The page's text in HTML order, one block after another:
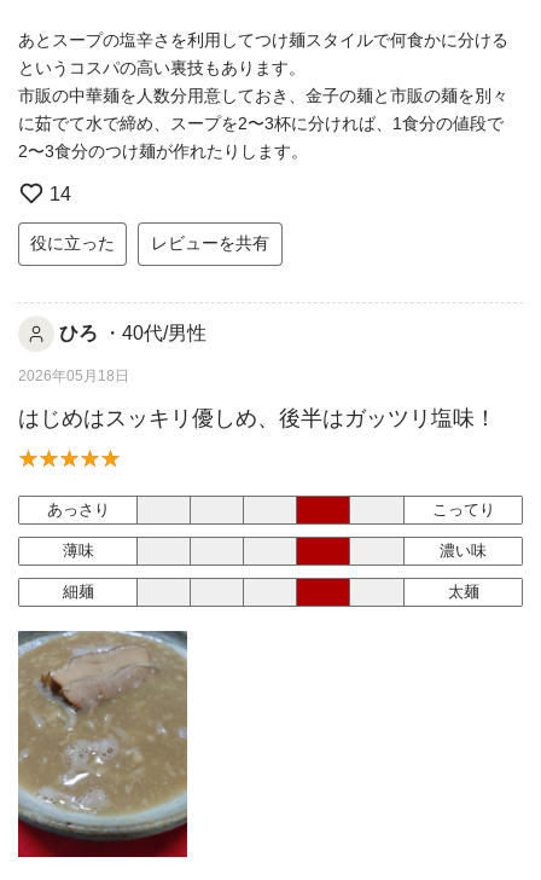
あとスープの塩辛さを利用してつけ麺スタイルで何食かに分ける
というコスパの高い裏技もあります。
市販の中華麺を人数分用意しておき、金子の麺と市販の麺を別々
に茹でて水で締め、スープを2〜3杯に分ければ、1食分の値段で
2〜3食分のつけ麺が作れたりします。
14
役に立った レビューを共有
ひろ ・40代/男性
2026年05月18日
はじめはスッキリ優しめ、後半はガッツリ塩味！
あっさり こってり
薄味 濃い味
細麺 太麺